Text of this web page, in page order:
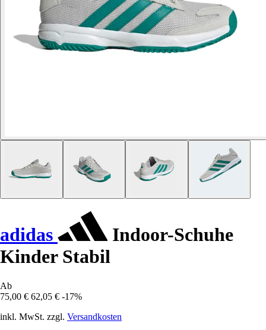
adidas
Indoor-Schuhe
Kinder Stabil
Ab
75,00 € 62,05 € -17%
inkl. MwSt. zzgl. Versandkosten